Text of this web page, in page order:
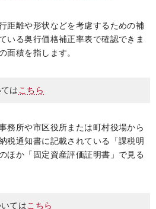
距離や形状などを考慮するための補
いる奥行価格補正率表で確認できま
面積を指します。
は こちら
務所や市区役所または町村役場から
税通知書に記載されている「課税明
ほか「固定資産評価証明書」で見る
てはこちら